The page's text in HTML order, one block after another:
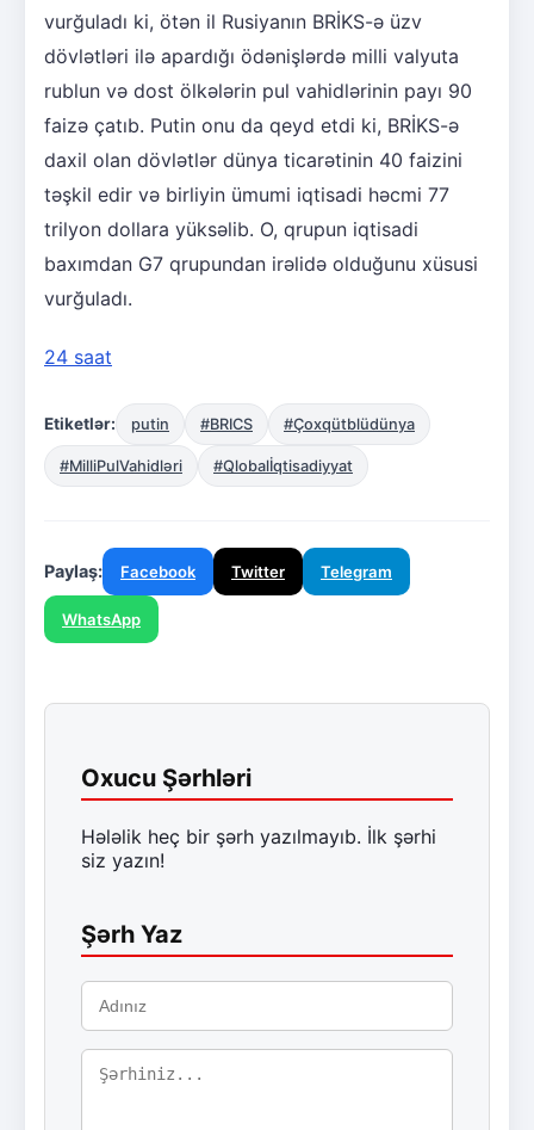
vurğuladı ki, ötən il Rusiyanın BRİKS-ə üzv
dövlətləri ilə apardığı ödənişlərdə milli valyuta
rublun və dost ölkələrin pul vahidlərinin payı 90
faizə çatıb. Putin onu da qeyd etdi ki, BRİKS-ə
daxil olan dövlətlər dünya ticarətinin 40 faizini
təşkil edir və birliyin ümumi iqtisadi həcmi 77
trilyon dollara yüksəlib. O, qrupun iqtisadi
baxımdan G7 qrupundan irəlidə olduğunu xüsusi
vurğuladı.
24 saat
Etiketlər: putin #BRICS #Çoxqütblüdünya
#MilliPulVahidləri #Qlobalİqtisadiyyat
Paylaş: Facebook Twitter Telegram
WhatsApp
Oxucu Şərhləri
Hələlik heç bir şərh yazılmayıb. İlk şərhi
siz yazın!
Şərh Yaz